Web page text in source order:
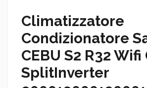
Climatizzatore
Condizionatore
CEBU S2 R32
SplitInverter